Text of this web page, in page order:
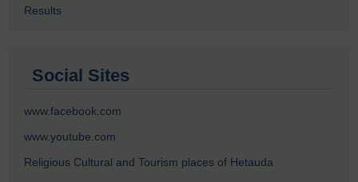
Results
Social Sites
www.facebook.com
www.youtube.com
Religious Cultural and Tourism places of Hetauda